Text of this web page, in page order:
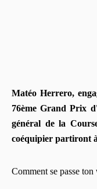
Matéo Herrero,
76ème Grand Prix
général de la
coéquipier partiront
Comment se passe